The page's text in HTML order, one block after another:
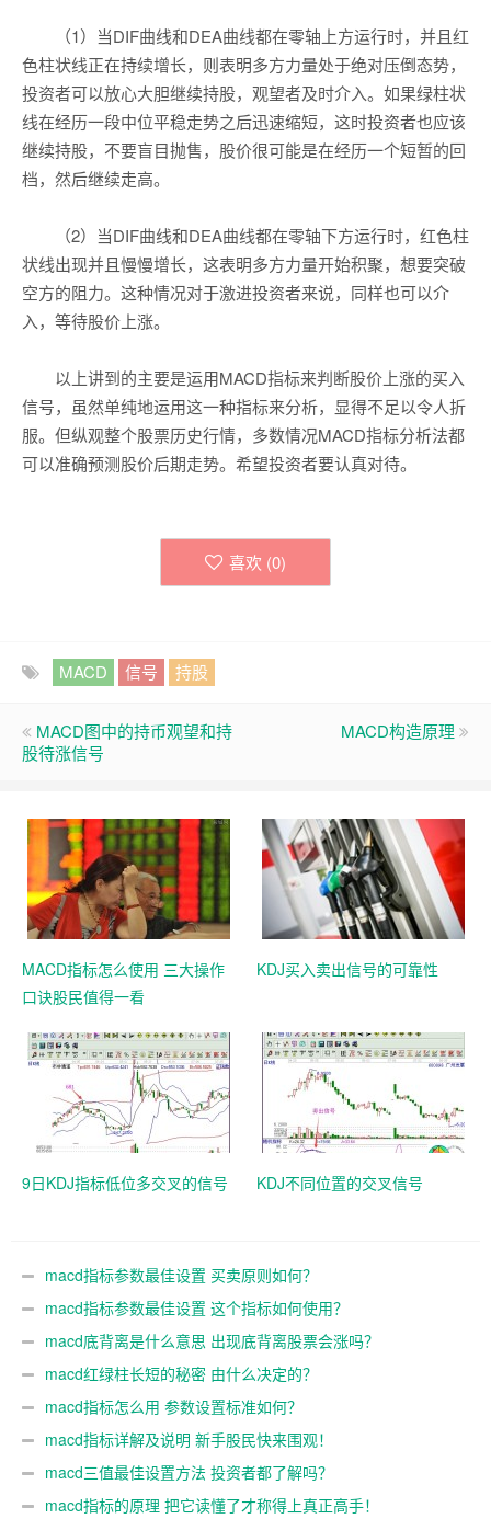
（1）当DIF曲线和DEA曲线都在零轴上方运行时，并且红
色柱状线正在持续增长，则表明多方力量处于绝对压倒态势，
投资者可以放心大胆继续持股，观望者及时介入。如果绿柱状
线在经历一段中位平稳走势之后迅速缩短，这时投资者也应该
继续持股，不要盲目抛售，股价很可能是在经历一个短暂的回
档，然后继续走高。
（2）当DIF曲线和DEA曲线都在零轴下方运行时，红色柱
状线出现并且慢慢增长，这表明多方力量开始积聚，想要突破
空方的阻力。这种情况对于激进投资者来说，同样也可以介
入，等待股价上涨。
以上讲到的主要是运用MACD指标来判断股价上涨的买入
信号，虽然单纯地运用这一种指标来分析，显得不足以令人折
服。但纵观整个股票历史行情，多数情况MACD指标分析法都
可以准确预测股价后期走势。希望投资者要认真对待。
喜欢 (0)
MACD 信号 持股
MACD图中的持币观望和持
股待涨信号
MACD构造原理
MACD指标怎么使用 三大操作
口诀股民值得一看
KDJ买入卖出信号的可靠性
9日KDJ指标低位多交叉的信号 KDJ不同位置的交叉信号
macd指标参数最佳设置 买卖原则如何？
macd指标参数最佳设置 这个指标如何使用？
macd底背离是什么意思 出现底背离股票会涨吗？
macd红绿柱长短的秘密 由什么决定的？
macd指标怎么用 参数设置标准如何？
macd指标详解及说明 新手股民快来围观！
macd三值最佳设置方法 投资者都了解吗？
macd指标的原理 把它读懂了才称得上真正高手！